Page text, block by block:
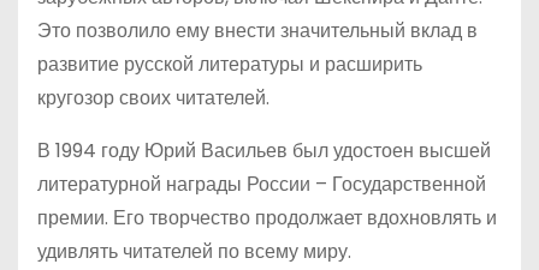
Это позволило ему внести значительный вклад в
развитие русской литературы и расширить
кругозор своих читателей.
В 1994 году Юрий Васильев был удостоен высшей
литературной награды России – Государственной
премии. Его творчество продолжает вдохновлять и
удивлять читателей по всему миру.